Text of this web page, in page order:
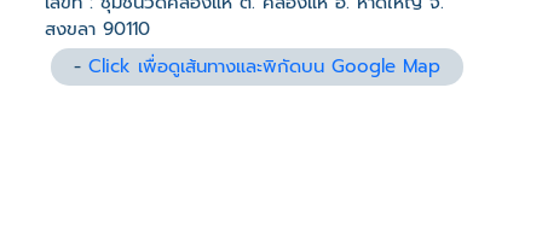
สงขลา 90110
-Click เพื่อดูเส้นทางและพิกัดบน Google Map